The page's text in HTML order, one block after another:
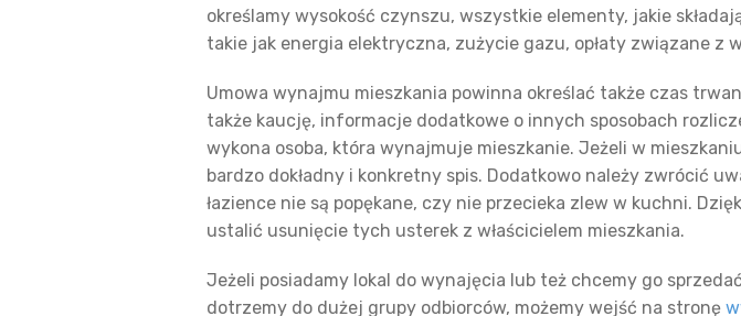
określamy wysokość czynszu, wszystkie elementy, jakie
takie jak energia elektryczna, zużycie gazu, opłaty związane z
Umowa wynajmu mieszkania powinna określać także czas
także kaucję, informacje dodatkowe o innych sposobach
wykona osoba, która wynajmuje mieszkanie. Jeżeli w
bardzo dokładny i konkretny spis. Dodatkowo należy zwrócić
łazience nie są popękane, czy nie przecieka zlew w kuchni.
ustalić usunięcie tych usterek z właścicielem mieszkania.
Jeżeli posiadamy lokal do wynajęcia lub też chcemy go
dotrzemy do dużej grupy odbiorców, możemy wejść na stronę